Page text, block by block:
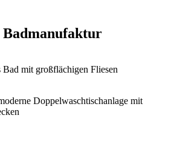
Bad mit großflächigen Fliesen
Doppelwaschtischanlage mit